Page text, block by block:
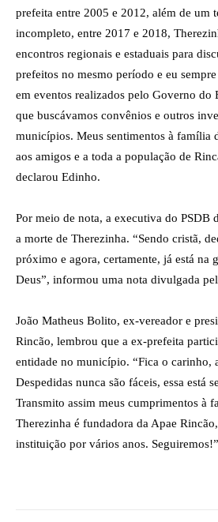
prefeita entre 2005 e 2012, além de um
incompleto, entre 2017 e 2018,
encontros regionais e estaduais para
prefeitos no mesmo período e eu
em eventos realizados pelo Governo do
que buscávamos convênios e outros
municípios. Meus sentimentos à família
aos amigos e a toda a população de
declarou Edinho.
Por meio de nota, a executiva do PSDB
a morte de Therezinha. “Sendo cristã,
próximo e agora, certamente, já está na
Deus”, informou uma nota divulgada
João Matheus Bolito, ex-vereador e
Rincão, lembrou que a ex-prefeita
entidade no município. “Fica o carinho,
Despedidas nunca são fáceis, essa está
Transmito assim meus cumprimentos à
Therezinha é fundadora da Apae
instituição por vários anos.